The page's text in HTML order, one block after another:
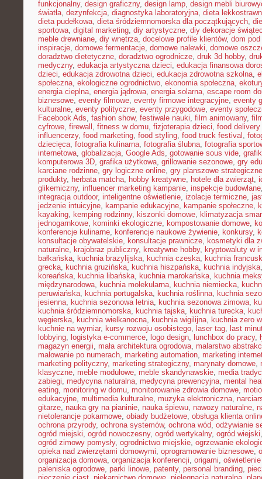
funkcjonalny, design graficzny, design lamp, design mebli
światła, dezynfekcja, diagnostyka laboratoryjna, dieta
dieta pudełkowa, dieta śródziemnomorska dla początkujących,
sportowa, digital marketing, diy artystyczne, diy dekoracje
meble drewniane, diy wnętrza, docelowe profile klientów, dom
inspiracje, domowe fermentacje, domowe nalewki, domowe
doradztwo dietetyczne, doradztwo ogrodnicze, druk 3d hobby,
medyczny, edukacja artystyczna dzieci, edukacja finansowa
dzieci, edukacja zdrowotna dzieci, edukacja zdrowotna szkolna,
społeczna, ekologiczne ogrodnictwo, ekonomia społeczna,
energia cieplna, energia jądrowa, energia solarna, escape room
biznesowe, eventy filmowe, eventy firmowe integracyjne, eventy
kulturalne, eventy polityczne, eventy przygodowe, eventy
Facebook Ads, fashion show, festiwale nauki, film animowany,
cyfrowe, firewall , fitness w domu, fizjoterapia dzieci, food delivery
influencerzy, food marketing, food styling, food truck festival ,
dziecięca, fotografia kulinarna, fotografia ślubna, fotografia
internetowa, globalizacja, Google Ads, gotowanie sous vide,
komputerowa 3D, grafika użytkowa, grillowanie sezonowe, gry
karciane rodzinne, gry logiczne online, gry planszowe strategiczne
produkty, herbata matcha, hobby kreatywne, hotele dla zwierząt,
glikemiczny, influencer marketing kampanie, inspekcje budowlane
integracja outdoor, inteligentne oświetlenie, izolacje termiczne,
jedzenie intuicyjne, kampanie edukacyjne, kampanie społeczne,
kayaking, kemping rodzinny, kiszonki domowe, klimatyzacja
jednogarnkowe, kominki ekologiczne, kompostowanie domowe,
konferencje kulinarne, konferencje naukowe żywienie, konkursy,
konsultacje obywatelskie, konsultacje prawnicze, kosmetyki dla
naturalne, krajobraz publiczny, kreatywne hobby, kryptowaluty w
bałkańska, kuchnia brazylijska, kuchnia czeska, kuchnia
grecka, kuchnia gruzińska, kuchnia hiszpańska, kuchnia indyjska
koreańska, kuchnia libańska, kuchnia marokańska, kuchnia
międzynarodowa, kuchnia molekularna, kuchnia niemiecka,
peruwiańska, kuchnia portugalska, kuchnia roślinna, kuchnia
jesienna, kuchnia sezonowa letnia, kuchnia sezonowa zimowa,
kuchnia śródziemnomorska, kuchnia tajska, kuchnia turecka,
węgierska, kuchnia wielkanocna, kuchnia wigilijna, kuchnia zero
kuchnie na wymiar, kursy rozwoju osobistego, laser tag, last
lobbying, logistyka e-commerce, logo design, lunchbox do pracy,
magazyn energii, mała architektura ogrodowa, malarstwo
malowanie po numerach, marketing automation, marketing
marketing polityczny, marketing strategiczny, marynaty domowe,
klasyczne, meble modułowe, meble skandynawskie, media
zabiegi, medycyna naturalna, medycyna prewencyjna, mental
eating, monitoring w domu, monitorowanie zdrowia domowe,
edukacyjne, multimedia kulturalne, muzyka elektroniczna,
gitarze, nauka gry na pianinie, nauka śpiewu, nawozy naturalne,
nietolerancje pokarmowe, obiady budżetowe, obsługa klienta
ochrona przyrody, ochrona systemów, ochrona wód, odżywianie
ogród miejski, ogród nowoczesny, ogród wertykalny, ogród wiejski
ogród zimowy pomysły, ogrodnictwo miejskie, ogrzewanie
opieka nad zwierzętami domowymi, oprogramowanie biznesowe,
organizacja domowa, organizacja konferencji, origami,
paleniska ogrodowe, parki linowe, patenty, personal branding,